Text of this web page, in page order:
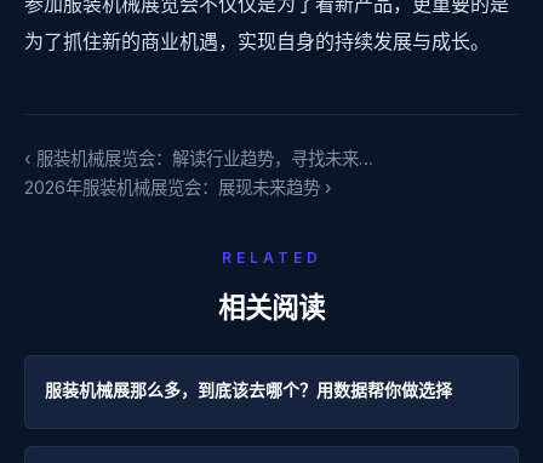
为了抓住新的商业机遇，实现自身的持续发展与成长。
‹ 服装机械展览会：解读行业趋势，寻找未来…
2026年服装机械展览会：展现未来趋势 ›
RELATED
相关阅读
服装机械展那么多，到底该去哪个？用数据帮你做选择